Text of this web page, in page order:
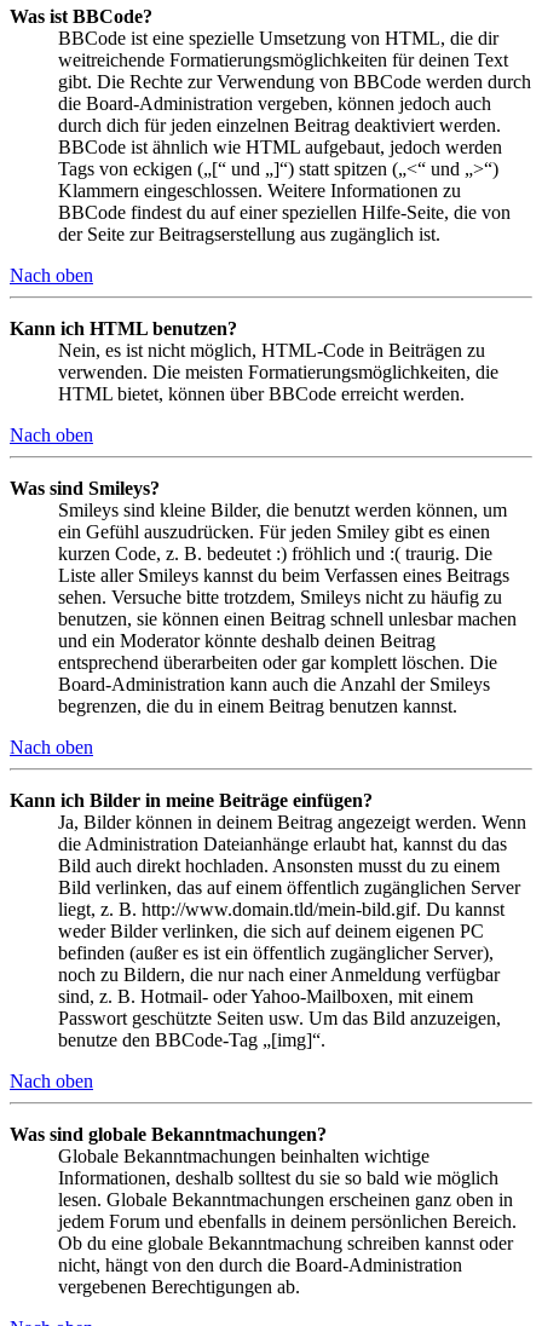
Was ist BBCode?
BBCode ist eine spezielle Umsetzung von HTML, die dir
weitreichende Formatierungsmöglichkeiten für deinen Text
gibt. Die Rechte zur Verwendung von BBCode werden durch
die Board-Administration vergeben, können jedoch auch
durch dich für jeden einzelnen Beitrag deaktiviert werden.
BBCode ist ähnlich wie HTML aufgebaut, jedoch werden
Tags von eckigen („[“ und „]“) statt spitzen („<“ und „>“)
Klammern eingeschlossen. Weitere Informationen zu
BBCode findest du auf einer speziellen Hilfe-Seite, die von
der Seite zur Beitragserstellung aus zugänglich ist.
Nach oben
Kann ich HTML benutzen?
Nein, es ist nicht möglich, HTML-Code in Beiträgen zu
verwenden. Die meisten Formatierungsmöglichkeiten, die
HTML bietet, können über BBCode erreicht werden.
Nach oben
Was sind Smileys?
Smileys sind kleine Bilder, die benutzt werden können, um
ein Gefühl auszudrücken. Für jeden Smiley gibt es einen
kurzen Code, z. B. bedeutet :) fröhlich und :( traurig. Die
Liste aller Smileys kannst du beim Verfassen eines Beitrags
sehen. Versuche bitte trotzdem, Smileys nicht zu häufig zu
benutzen, sie können einen Beitrag schnell unlesbar machen
und ein Moderator könnte deshalb deinen Beitrag
entsprechend überarbeiten oder gar komplett löschen. Die
Board-Administration kann auch die Anzahl der Smileys
begrenzen, die du in einem Beitrag benutzen kannst.
Nach oben
Kann ich Bilder in meine Beiträge einfügen?
Ja, Bilder können in deinem Beitrag angezeigt werden. Wenn
die Administration Dateianhänge erlaubt hat, kannst du das
Bild auch direkt hochladen. Ansonsten musst du zu einem
Bild verlinken, das auf einem öffentlich zugänglichen Server
liegt, z. B. http://www.domain.tld/mein-bild.gif. Du kannst
weder Bilder verlinken, die sich auf deinem eigenen PC
befinden (außer es ist ein öffentlich zugänglicher Server),
noch zu Bildern, die nur nach einer Anmeldung verfügbar
sind, z. B. Hotmail- oder Yahoo-Mailboxen, mit einem
Passwort geschützte Seiten usw. Um das Bild anzuzeigen,
benutze den BBCode-Tag „[img]“.
Nach oben
Was sind globale Bekanntmachungen?
Globale Bekanntmachungen beinhalten wichtige
Informationen, deshalb solltest du sie so bald wie möglich
lesen. Globale Bekanntmachungen erscheinen ganz oben in
jedem Forum und ebenfalls in deinem persönlichen Bereich.
Ob du eine globale Bekanntmachung schreiben kannst oder
nicht, hängt von den durch die Board-Administration
vergebenen Berechtigungen ab.